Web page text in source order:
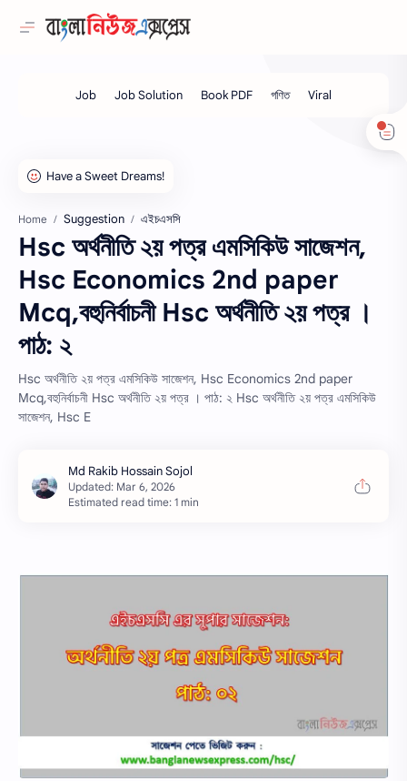
Home Suggestion এইচএসসি
Hsc অর্থনীতি ২য় পত্র এমসিকিউ সাজেশন,
Hsc Economics 2nd paper
Mcq,বহুনির্বাচনী Hsc অর্থনীতি ২য় পত্র ।
পাঠ: ২
Hsc অর্থনীতি ২য় পত্র এমসিকিউ সাজেশন, Hsc Economics 2nd paper
Mcq,বহুনির্বাচনী Hsc অর্থনীতি ২য় পত্র । পাঠ: ২ Hsc অর্থনীতি ২য় পত্র এমসিকিউ
সাজেশন, Hsc E
Estimated read time: 1 min